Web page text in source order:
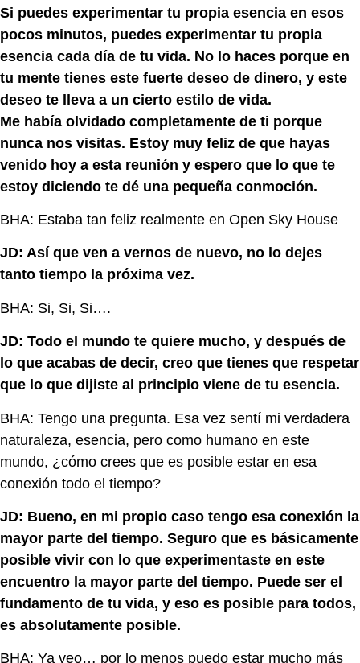
Si puedes experimentar tu propia esencia en esos
pocos minutos, puedes experimentar tu propia
esencia cada día de tu vida. No lo haces porque en
tu mente tienes este fuerte deseo de dinero, y este
deseo te lleva a un cierto estilo de vida.
Me había olvidado completamente de ti porque
nunca nos visitas. Estoy muy feliz de que hayas
venido hoy a esta reunión y espero que lo que te
estoy diciendo te dé una pequeña conmoción.
BHA: Estaba tan feliz realmente en Open Sky House
JD: Así que ven a vernos de nuevo, no lo dejes
tanto tiempo la próxima vez.
BHA: Si, Si, Si….
JD: Todo el mundo te quiere mucho, y después de
lo que acabas de decir, creo que tienes que respetar
que lo que dijiste al principio viene de tu esencia.
BHA: Tengo una pregunta. Esa vez sentí mi verdadera
naturaleza, esencia, pero como humano en este
mundo, ¿cómo crees que es posible estar en esa
conexión todo el tiempo?
JD: Bueno, en mi propio caso tengo esa conexión la
mayor parte del tiempo. Seguro que es básicamente
posible vivir con lo que experimentaste en este
encuentro la mayor parte del tiempo. Puede ser el
fundamento de tu vida, y eso es posible para todos,
es absolutamente posible.
BHA: Ya veo… por lo menos puedo estar mucho más